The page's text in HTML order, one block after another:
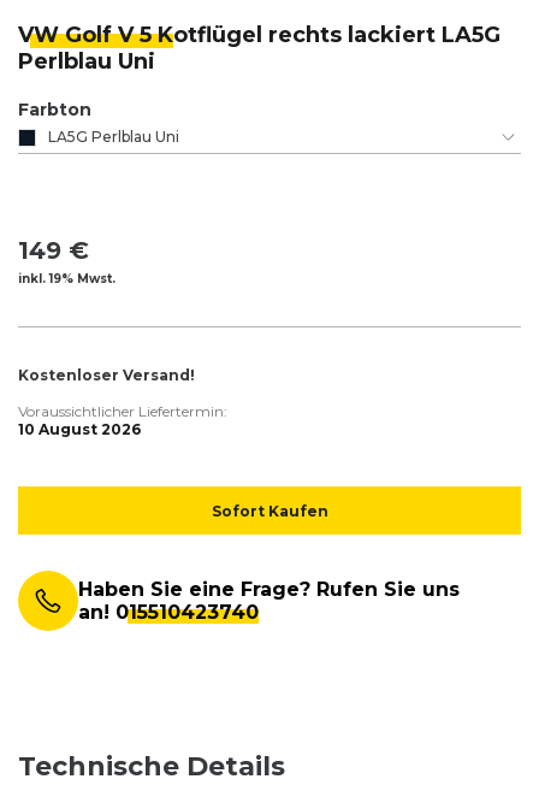
VW Golf V 5 Kotflügel rechts lackiert LA5G
Perlblau Uni
Farbton
LA5G Perlblau Uni
149 €
inkl. 19% Mwst.
Kostenloser Versand!
Voraussichtlicher Liefertermin:
10 August 2026
Sofort Kaufen
Haben Sie eine Frage? Rufen Sie uns
an! 015510423740
Technische Details